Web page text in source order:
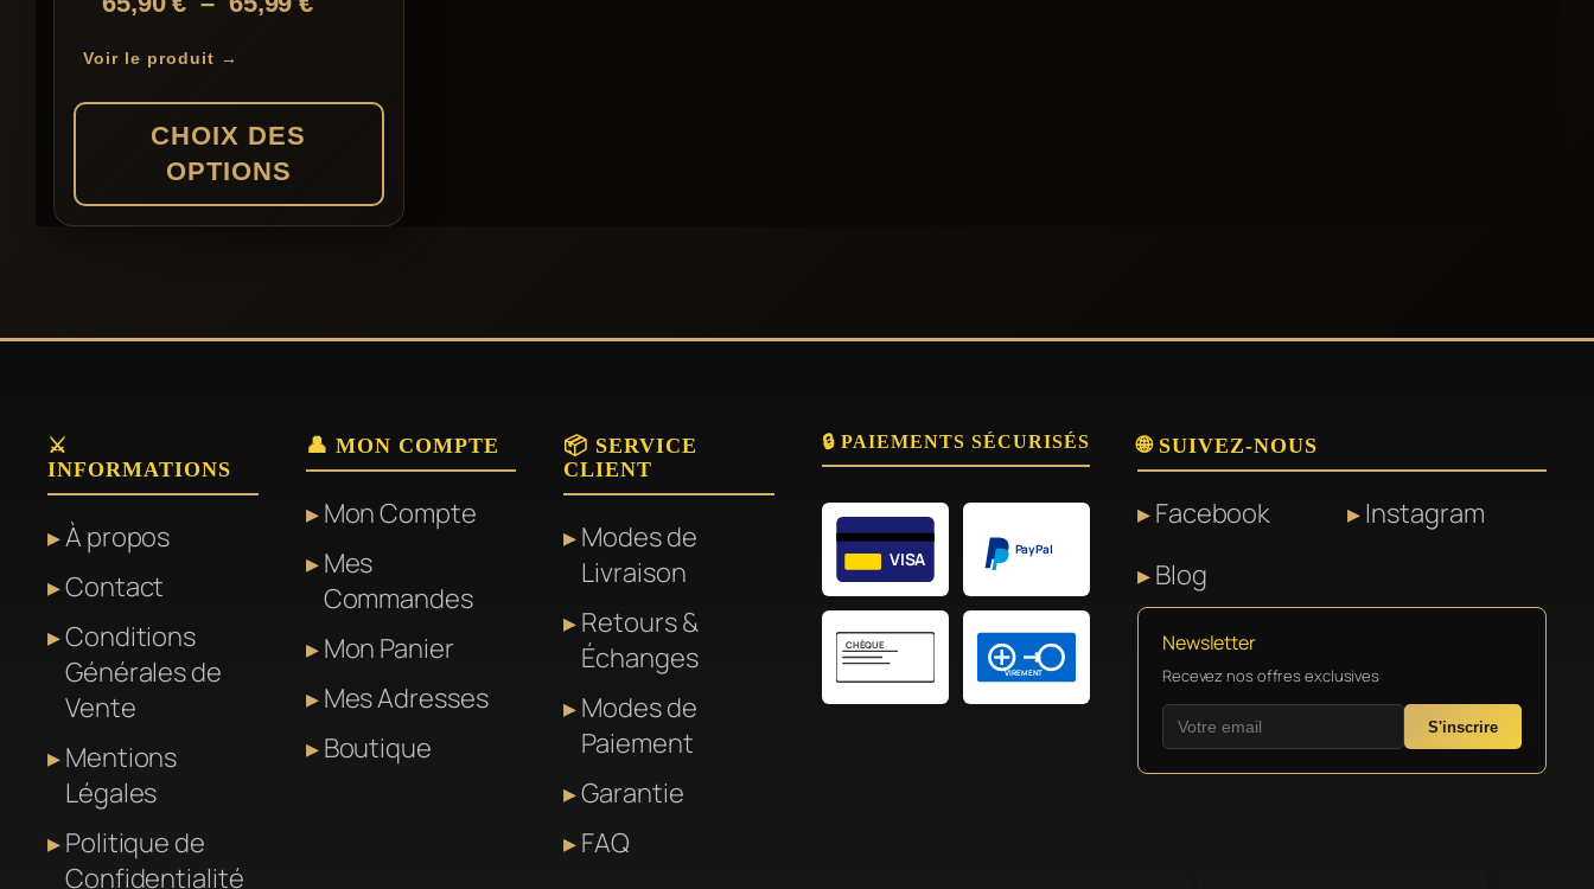
5.00
65,90 €
Voir le produit →
CHOIX DES
OPTIONS
plusieurs
options
peuvent
être
choisies
sur
la
page
du
⚔️
INFORMATIONS
À propos
Contact
Conditions
Générales de
Vente
Mentions
Légales
Politique de
Confidentialité
👤 MON COMPTE
Mon Compte
Mes
Commandes
Mon Panier
Mes Adresses
Boutique
📦 SERVICE
CLIENT
Modes de
Livraison
Retours &
Échanges
Modes de
Paiement
Garantie
FAQ
🔒 PAIEMENTS SÉCURISÉS
VISA PayPal
CHÈQUE
VIREMENT
🌐 SUIVEZ-NOUS
Facebook
Instagram
Blog
Newsletter
Recevez nos offres exclusives
S'inscrire